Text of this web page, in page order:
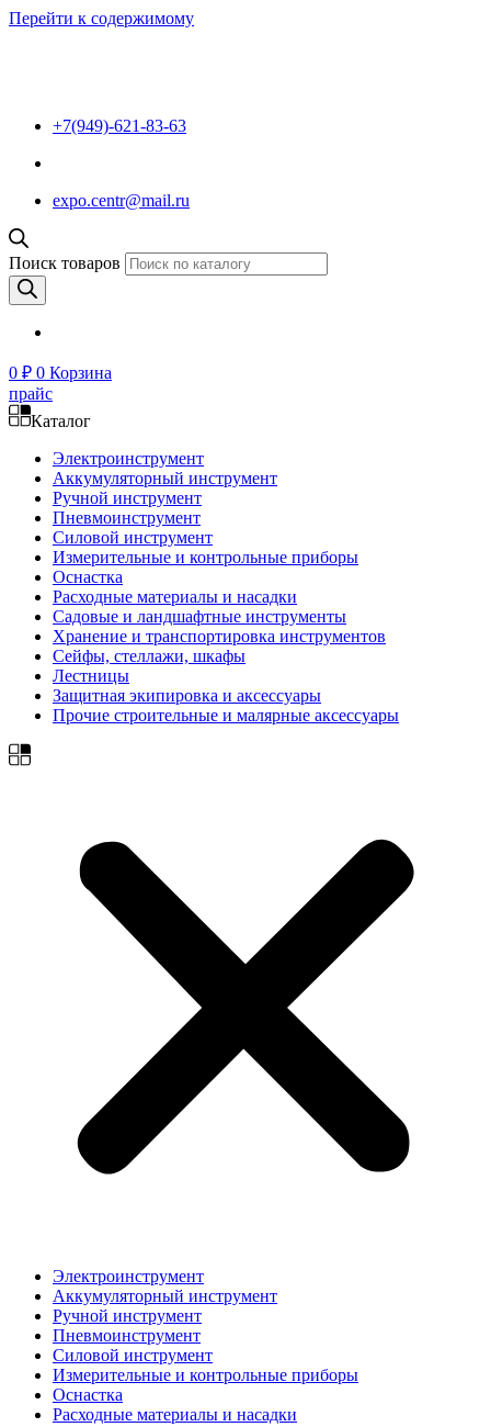
Перейти к содержимому
+7(949)-621-83-63
expo.centr@mail.ru
Поиск товаров
0 ₽ 0 Корзина
прайс
Каталог
Электроинструмент
Аккумуляторный инструмент
Ручной инструмент
Пневмоинструмент
Силовой инструмент
Измерительные и контрольные приборы
Оснастка
Расходные материалы и насадки
Садовые и ландшафтные инструменты
Хранение и транспортировка инструментов
Сейфы, стеллажи, шкафы
Лестницы
Защитная экипировка и аксессуары
Прочие строительные и малярные аксессуары
Электроинструмент
Аккумуляторный инструмент
Ручной инструмент
Пневмоинструмент
Силовой инструмент
Измерительные и контрольные приборы
Оснастка
Расходные материалы и насадки